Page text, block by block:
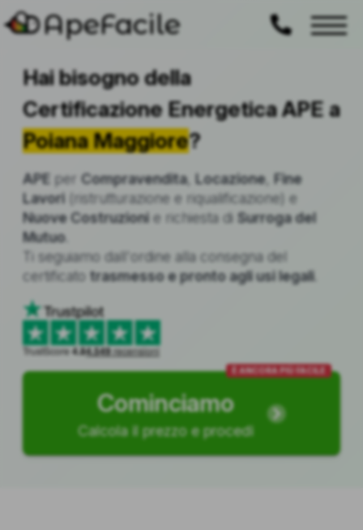
ApeFacile
Hai bisogno della
Certificazione Energetica APE a
Poiana Maggiore?
APE per Compravendita, Locazione Fine
Lavori (ristrutturazione e riqualificazione) e
Nuove Costruzioni e richiesta di Surroga del
Mutuo.
Ti seguiamo dall'ordine alla consegna del
certificato trasmesso e pronto agli usi legali
TrustScore4.84.549recensioni
Cominciamo
Calcola il prezzo e procedi
È ANCORA PIÙ FACILE